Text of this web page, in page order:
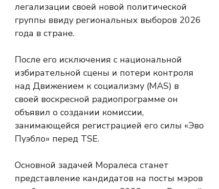
легализации своей новой политической
группы ввиду региональных выборов 2026
года в стране.
После его исключения с национальной
избирательной сцены и потери контроля
над Движением к социализму (MAS) в
своей воскресной радиопрограмме он
объявил о создании комиссии,
занимающейся регистрацией его силы «Эво
Пуэбло» перед TSE.
Основной задачей Моралеса станет
представление кандидатов на посты мэров